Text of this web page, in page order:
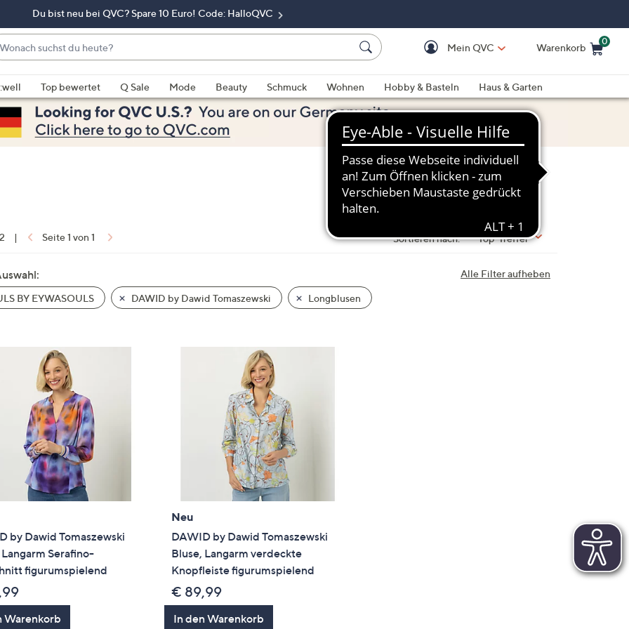
Du bist neu bei QVC? Spare 10 Euro! Code: HalloQVC
Mein QVC Warenkorb
0
Top bewertet Q Sale Mode Beauty Schmuck Wohnen Hobby & Basteln
Haus & Garten
| Seite 1 von 1 Sortieren nach: Top-Treffer
Alle Filter aufheben
BY EYWASOULS DAWID by Dawid Tomaszewski Longblusen
by Dawid Tomaszewski
Serafino-
figurumspielend
Warenkorb
Neu
DAWID by Dawid Tomaszewski
Bluse, Langarm verdeckte
Knopfleiste figurumspielend
€ 89,99
In den Warenkorb